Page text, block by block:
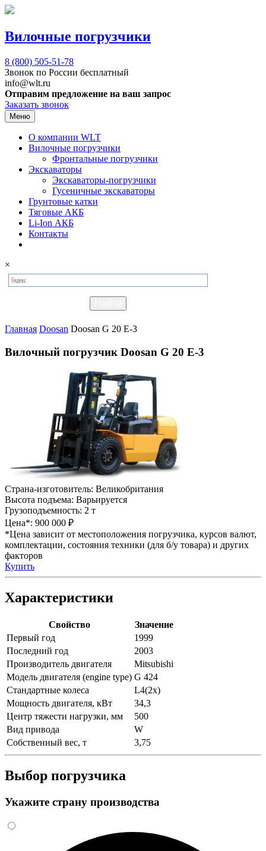
Вилочные погрузчики
8 (800) 505-51-78
Звонок по России бесплатный
info@wlt.ru
Отправим предложение на ваш запрос
Заказать звонок
Меню
О компании WLT
Вилочные погрузчики
Фронтальные погрузчики
Экскаваторы
Экскаваторы-погрузчики
Гусеничные экскаваторы
Грунтовые катки
Тяговые АКБ
Li-Ion АКБ
Контакты
×
Главная Doosan Doosan G 20 E-3
Вилочный погрузчик Doosan G 20 E-3
Страна-изготовитель: Великобритания
Высота подъема: Варьируется
Грузоподъемность: 2 т
Цена*: 900 000 ₽
*Цена зависит от местоположения погрузчика, курсов валют,
комплектации, состояния техники (для б/у товара) и других
факторов
Купить
Характеристики
Свойство
Значение
Первый год
1999
Последний год
2003
Производитель двигателя
Mitsubishi
Модель двигателя (engine type) G 424
Стандартные колеса
L4(2x)
Мощность двигателя, кВт
34,3
Центр тяжести нагрузки, мм
500
Вид привода
W
Собственный вес, т
3,75
Выбор погрузчика
Укажите страну производства